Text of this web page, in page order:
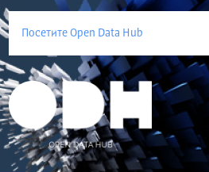
Посетите Open Data Hub